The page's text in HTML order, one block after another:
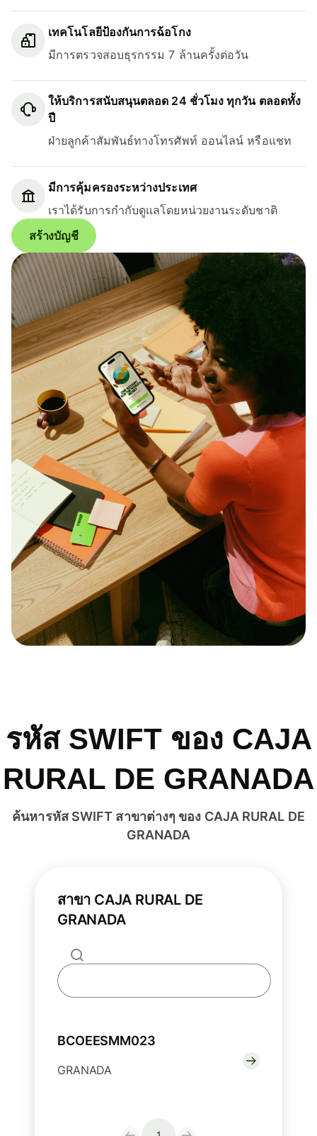
เทคโนโลยีป้องกันการฉ้อโกง
มีการตรวจสอบธุรกรรม 7 ล้านครั้งต่อวัน
ให้บริการสนับสนุนตลอด 24 ชั่วโมง ทุกวัน ตลอดทั้ง
ปี
ฝ่ายลูกค้าสัมพันธ์ทางโทรศัพท์ ออนไลน์ หรือแชท
มีการคุ้มครองระหว่างประเทศ
เราได้รับการกำกับดูแลโดยหน่วยงานระดับชาติ
สร้างบัญชี
รหัส SWIFT ของ CAJA
RURAL DE GRANADA
ค้นหารหัส SWIFT สาขาต่างๆ ของ CAJA RURAL DE
GRANADA
สาขา CAJA RURAL DE
GRANADA
BCOEESMM023
GRANADA